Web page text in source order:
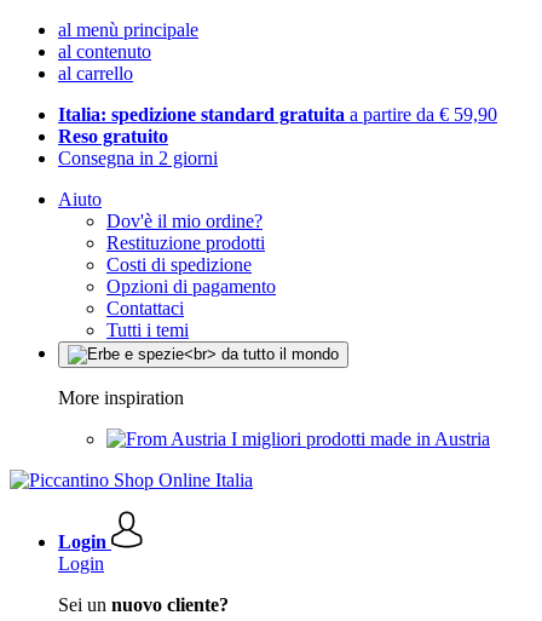
al menù principale
al contenuto
al carrello
Italia: spedizione standard gratuita a partire da € 59,90
Reso gratuito
Consegna in 2 giorni
Aiuto
Dov'è il mio ordine?
Restituzione prodotti
Costi di spedizione
Opzioni di pagamento
Contattaci
Tutti i temi
More inspiration
I migliori prodotti made in Austria
Login
Login
Sei un nuovo cliente?